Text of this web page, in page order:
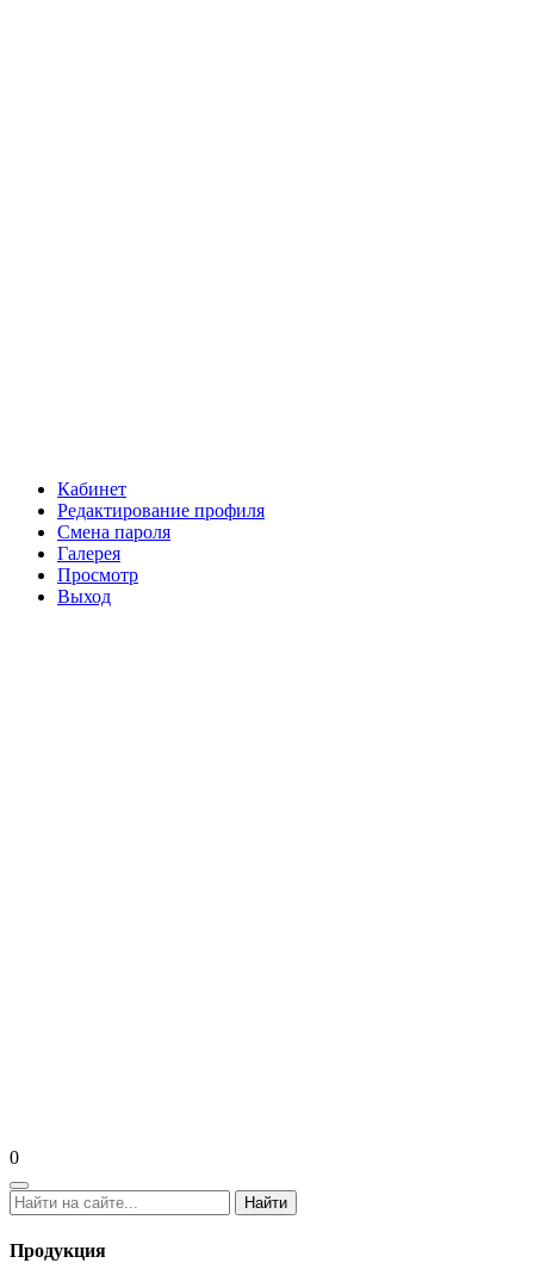
Кабинет
Редактирование профиля
Смена пароля
Галерея
Просмотр
Выход
0
Найти
Продукция